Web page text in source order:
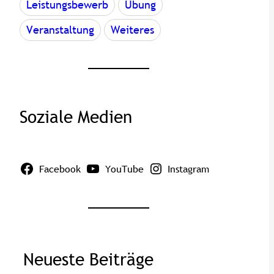
Leistungsbewerb
Übung
Veranstaltung
Weiteres
Soziale Medien
Facebook YouTube Instagram
Neueste Beiträge